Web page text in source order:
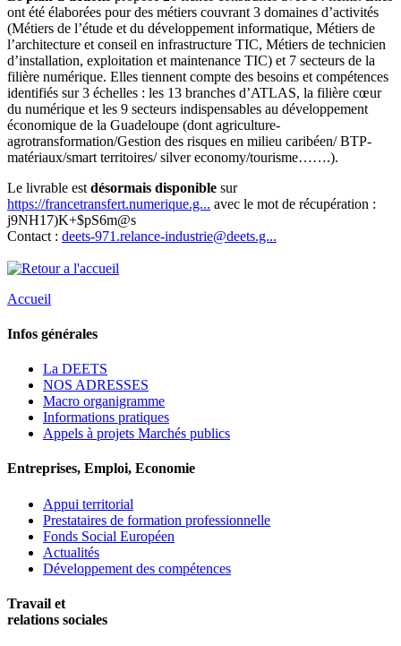
ont été élaborées pour des métiers couvrant 3 domaines d’activités
(Métiers de l’étude et du développement informatique, Métiers de
l’architecture et conseil en infrastructure TIC, Métiers de technicien
d’installation, exploitation et maintenance TIC) et 7 secteurs de la
filière numérique. Elles tiennent compte des besoins et compétences
identifiés sur 3 échelles : les 13 branches d’ATLAS, la filière cœur
du numérique et les 9 secteurs indispensables au développement
économique de la Guadeloupe (dont agriculture-
agrotransformation/Gestion des risques en milieu caribéen/ BTP-
matériaux/smart territoires/ silver economy/tourisme…….).
Le livrable est désormais disponible sur
https://francetransfert.numerique.g... avec le mot de récupération :
j9NH17)K+$pS6m@s
Contact : deets-971.relance-industrie@deets.g...
Accueil
Infos générales
La DEETS
NOS ADRESSES
Macro organigramme
Informations pratiques
Appels à projets Marchés publics
Entreprises, Emploi, Economie
Appui territorial
Prestataires de formation professionnelle
Fonds Social Européen
Actualités
Développement des compétences
Travail et
relations sociales